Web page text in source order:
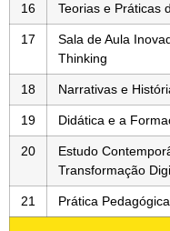
16 Teorias e Práticas
17
Sala de Aula
Thinking
18 Narrativas e
19 Didática e a
20
Estudo
Transformação
21 Prática